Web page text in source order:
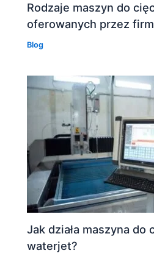
Rodzaje maszyn do
oferowanych przez
Blog
Jak działa maszyna do
waterjet?